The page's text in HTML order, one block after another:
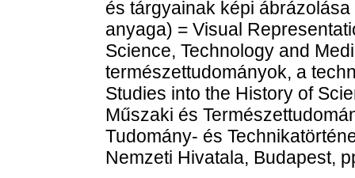
és tárgyainak képi
anyaga) = Visual
Science, Technology and
természettudományok, a
Studies into the History of
Műszaki és
Tudomány- és
Nemzeti Hivatala, Budapest,